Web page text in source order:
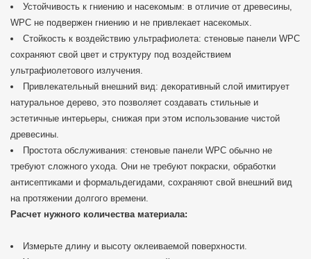
Устойчивость к гниению и насекомым: в отличие от древесины,
WPC не подвержен гниению и не привлекает насекомых.
Стойкость к воздействию ультрафиолета: стеновые панели WPC
сохраняют свой цвет и структуру под воздействием
ультрафиолетового излучения.
Привлекательный внешний вид: декоративный слой имитирует
натуральное дерево, это позволяет создавать стильные и
эстетичные интерьеры, снижая при этом использование чистой
древесины.
Простота обслуживания: стеновые панели WPC обычно не
требуют сложного ухода. Они не требуют покраски, обработки
антисептиками и формальдегидами, сохраняют свой внешний вид
на протяжении долгого времени.
Расчет нужного количества материала:
Измерьте длину и высоту оклеиваемой поверхности.